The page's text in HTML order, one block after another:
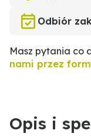
Odbiór
Masz pytania co
nami przez
Opis i